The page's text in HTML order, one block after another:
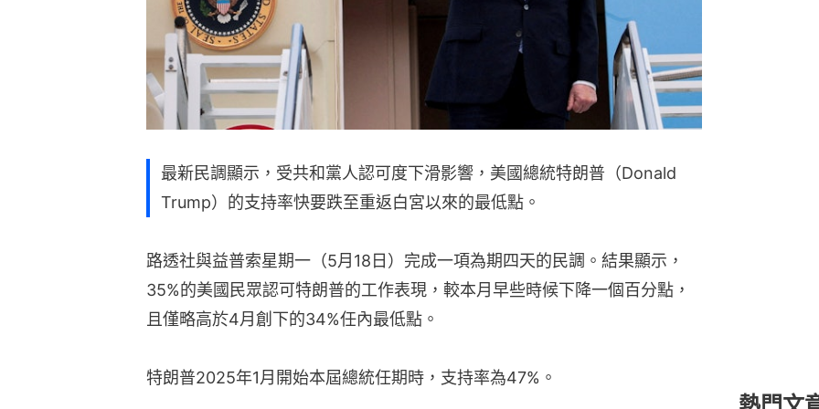
最新民調顯示，受共和黨人認可度下滑影響，美國總統特朗普（Donald
Trump）的支持率快要跌至重返白宮以來的最低點。
路透社與益普索星期一（5月18日）完成一項為期四天的民調。結果顯示，
35%的美國民眾認可特朗普的工作表現，較本月早些時候下降一個百分點，
且僅略高於4月創下的34%任內最低點。
特朗普2025年1月開始本屆總統任期時，支持率為47%。